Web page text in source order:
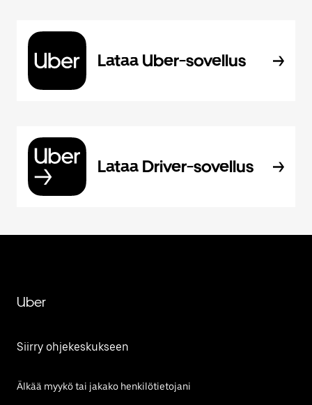
Lataa Uber-sovellus
Lataa Driver-sovellus
Uber
Siirry ohjekeskukseen
Älkää myykö tai jakako henkilötietojani